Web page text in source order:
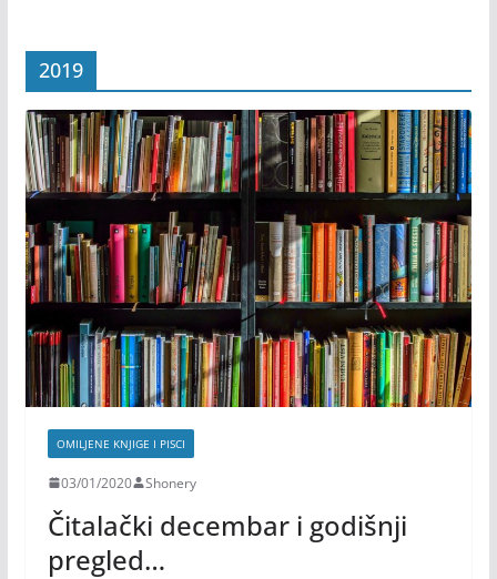
2019
OMILJENE KNJIGE I PISCI
03/01/2020 Shonery
Čitalački decembar i godišnji
pregled…